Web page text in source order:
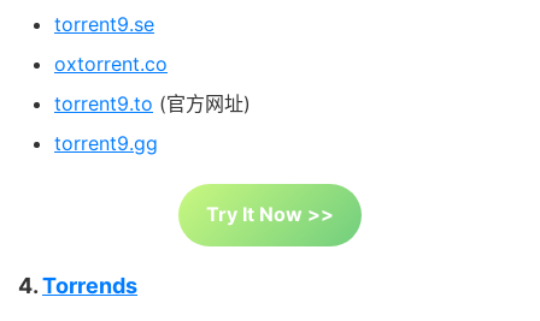
torrent9.se
oxtorrent.co
torrent9.to (官方网址)
torrent9.gg
Try It Now >>
4.Torrends